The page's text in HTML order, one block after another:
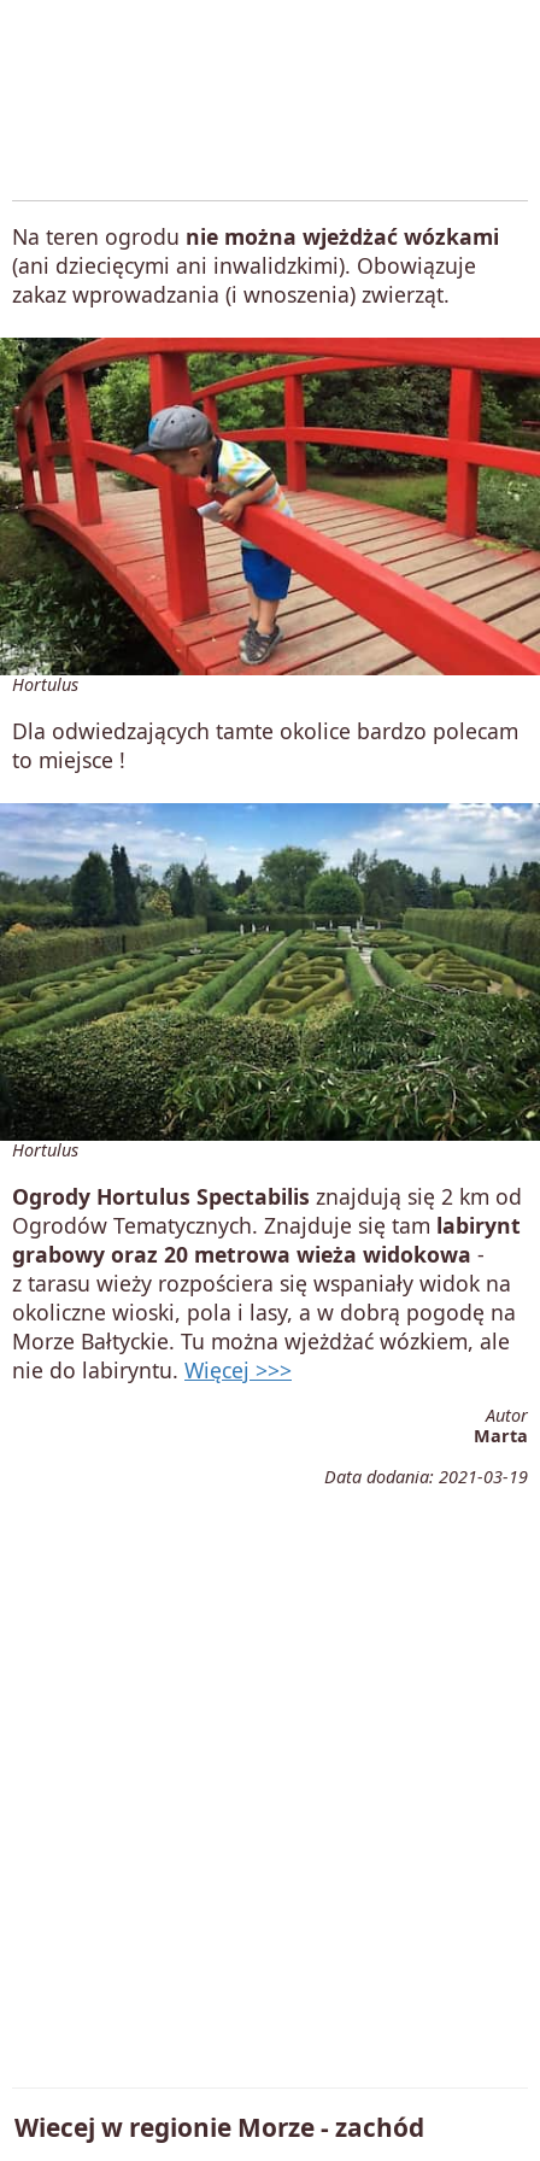
Na teren ogrodu nie można wjeżdżać wózkami
(ani dziecięcymi ani inwalidzkimi). Obowiązuje
zakaz wprowadzania (i wnoszenia) zwierząt.
Hortulus
Dla odwiedzających tamte okolice bardzo polecam
to miejsce !
Hortulus
Ogrody Hortulus Spectabilis znajdują się 2 km od
Ogrodów Tematycznych. Znajduje się tam labirynt
grabowy oraz 20 metrowa wieża widokowa -
z tarasu wieży rozpościera się wspaniały widok na
okoliczne wioski, pola i lasy, a w dobrą pogodę na
Morze Bałtyckie. Tu można wjeżdżać wózkiem, ale
nie do labiryntu. Więcej >>>
Autor
Marta
Data dodania: 2021-03-19
Wiecej w regionie Morze - zachód